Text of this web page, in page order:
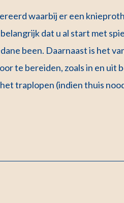
waarbij er een
dat u al start met
been. Daarnaast is het
te bereiden, zoals in en uit
traplopen (indien thuis